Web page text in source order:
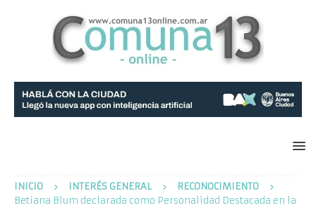
INICIO INTERÉS GENERAL
RECONOCIMIENTO
Betiana Blum declarada como Personalidad Destacada en la